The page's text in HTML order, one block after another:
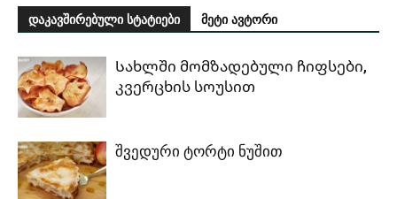
დაკავშირებული სტატიები მეტი ავტორი
Სახლში მომზადებული ჩიფსები,
კვერცხის სოუსით
შვედური ტორტი ნუშით